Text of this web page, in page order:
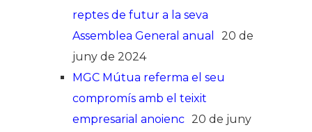
reptes de futur a la seva
Assemblea General anual
20 de
juny de 2024
MGC Mútua referma el seu
compromís amb el teixit
empresarial anoienc 20 de juny